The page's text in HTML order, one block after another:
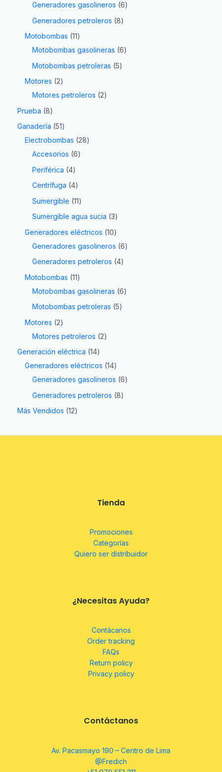
Generadores gasolineros 6
Generadores petroleros 8
Motobombas 11
Motobombas gasolineras 6
Motobombas petroleras 5
Motores
2
Motores petroleros
2
Prueba 8
Ganadería 51
Electrobombas
28
Accesorios 6
Periférica 4
Centrífuga 4
Sumergible 11
Sumergible agua sucia 3
Generadores eléctricos 10
Generadores gasolineros 6
Generadores petroleros 4
Motobombas 11
Motobombas gasolineras 6
Motobombas petroleras 5
Motores
2
Motores petroleros
2
Generación eléctrica 14
Generadores eléctricos 14
Generadores gasolineros 6
Generadores petroleros 8
Más Vendidos 12
Tienda
Promociones
Categorías
Quiero ser distribuidor
¿Necesitas Ayuda?
Contácanos
Order tracking
FAQs
Return policy
Privacy policy
Contáctanos
Av. Pacasmayo 190 – Centro de Lima
@Fredich